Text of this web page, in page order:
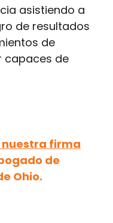
asistiendo a
de resultados
de
capaces de
nuestra firma
de
Ohio.